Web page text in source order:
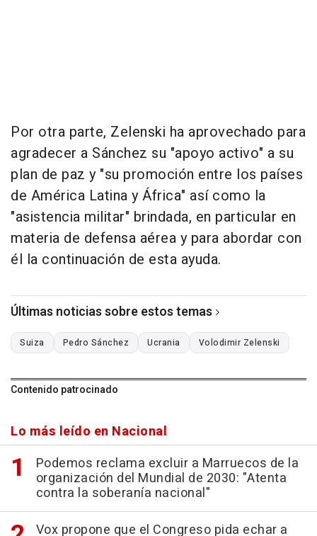
Por otra parte, Zelenski ha aprovechado para
agradecer a Sánchez su "apoyo activo" a su
plan de paz y "su promoción entre los países
de América Latina y África" así como la
"asistencia militar" brindada, en particular en
materia de defensa aérea y para abordar con
él la continuación de esta ayuda.
Últimas noticias sobre estos temas
Suiza Pedro Sánchez Ucrania Volodimir Zelenski
Contenido patrocinado
Lo más leído en Nacional
Podemos reclama excluir a Marruecos de la
organización del Mundial de 2030: "Atenta
contra la soberanía nacional"
Vox propone que el Congreso pida echar a